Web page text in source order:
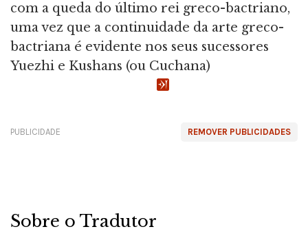
com a queda do último rei greco-bactriano,
uma vez que a continuidade da arte greco-
bactriana é evidente nos seus sucessores
Yuezhi e Kushans (ou Cuchana)
REMOVER PUBLICIDADES
PUBLICIDADE
Sobre o Tradutor